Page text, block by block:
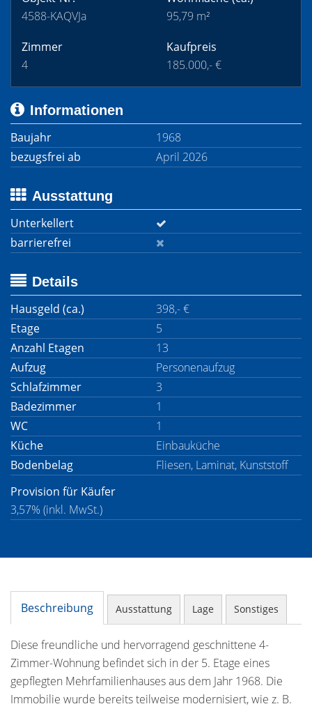
4588-KAQVJa
95,79 m²
Zimmer
4
Kaufpreis
185.000,- €
Informationen
Baujahr
1968
bezugsfrei ab
April 2026
Ausstattung
Unterkellert
barrierefrei
Details
Hausgeld (ca.)
398,- €
Etage
5
Anzahl Etagen
13
Aufzug
Personenaufzug
Schlafzimmer
3
Badezimmer
1
WC
1
Küche
Einbauküche
Bodenbelag
Fliesen, Laminat, Kunststoff
Provision für Käufer
3,57% (inkl. MwSt.)
Beschreibung Ausstattung Lage Sonstiges
Diese freundliche und hervorragend geschnittene 4-
Zimmer-Wohnung befindet sich in der 5. Etage eines
gepflegten Mehrfamilienhauses aus dem Jahr 1968. Die
Immobilie wurde bereits teilweise modernisiert, wie z. B.